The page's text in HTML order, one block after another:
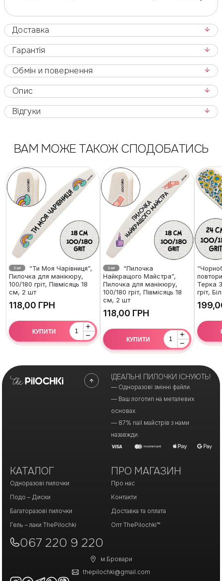
Доставка
Гарантія
Обмін и повернення
Опис
Відгуки
ВАМ МОЖЕ ТАКОЖ СПОДОБАТИСЬ
2 шт
“Ти Моя Чарівниця”,
Пилочка для манікюру,
100/180 гріт, Півмісяць 18
см, 2 шт
ГРН
+
−
КУПИТИ
2 шт
“Пилочка
Найкращого Майстра”,
Пилочка для манікюру,
100/180 гріт, Півмісяць 18
см, 2 шт
ГРН
+
−
КУПИТИ
Терка
гріт,
ІДЕАЛЬНІ ПИЛОЧКИ ІСНУЮТЬ!
— Одноразові змінні файли.
— Ваш логотип на металевих
основах.
— 87% nail майстрів з нами
назавжди.
КАТАЛОГ
Одноразові пилочки
Подо – Диски
Багаторазові пилочки
Гель – лаки ThePilochki
ПРО МАГАЗИН
Про нас
Контакти
Доставка та оплата
Опт ThePilochki™
067 220 9 220
м.Бровари
thepilochki@gmail.com